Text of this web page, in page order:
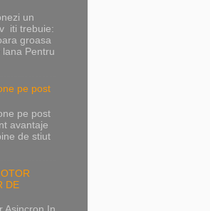
un
iti trebuie:
groasa
Pentru
pe post
pe post
avantaje
de stiut
DE